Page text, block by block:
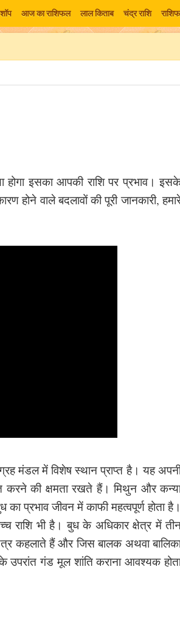
आज का राशिफल लाल किताब चंद्र राशि
इसका आपकी राशि पर प्रभाव।
होने वाले बदलावों की पूरी जानकारी,
मंडल में विशेष स्थान प्राप्त है। यह
करने की क्षमता रखते हैं। मिथुन और
का प्रभाव जीवन में काफी महत्वपूर्ण होता है।
राशि भी है। बुध के अधिकार क्षेत्र में
कहलाते हैं और जिस बालक अथवा
उपरांत गंड मूल शांति कराना आवश्यक